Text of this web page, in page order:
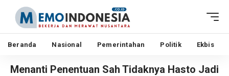
Beranda Nasional Pemerintahan Politik Ekbis
Menanti Penentuan Sah Tidaknya Hasto Jadi